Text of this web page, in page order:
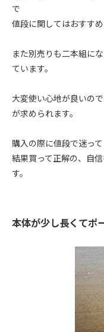
で
値段に関してはおすすめ
また別売りも二本組に
ています。
大変使い心地が良いの
が求められます。
購入の際に値段で迷っ
結果買って正解の、自
す。
本体が少し長くてポ